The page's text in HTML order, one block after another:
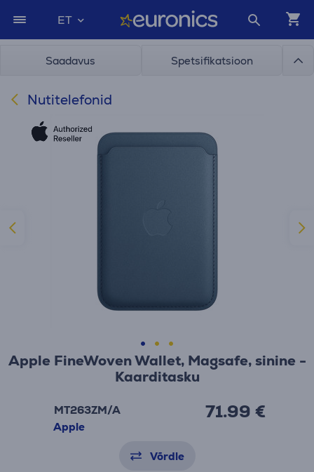
ET
Saadavus Spetsifikatsioon
Nutitelefonid
Apple FineWoven Wallet, Magsafe, sinine -
Kaarditasku
MT263ZM/A
Apple
71.99 €
Võrdle